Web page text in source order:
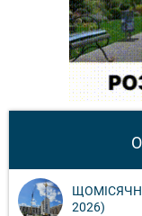
2026)